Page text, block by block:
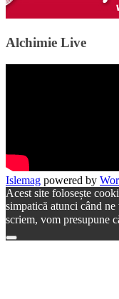
Alchimie Live
Islemag powered by
Acest site folosește
simpatică atunci când
scriem, vom presupune